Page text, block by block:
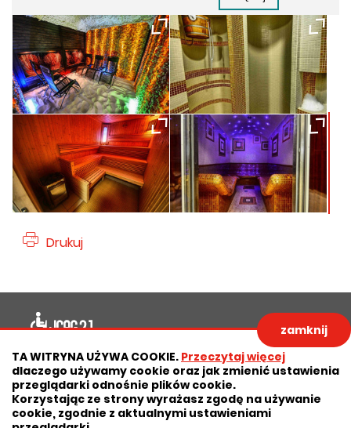
TA WITRYNA UŻYWA COOKIE. Przeczytaj więcej
dlaczego używamy cookie oraz jak zmienić ustawienia
przeglądarki odnośnie plików cookie.
Korzystając ze strony wyrażasz zgodę na używanie
cookie, zgodnie z aktualnymi ustawieniami
zamknij
Drukuj
Deklaracja dostępności
Polityka prywatności
Zastrzeżenia prawne
RODO
Deklaracja dostępności
Mapa strony